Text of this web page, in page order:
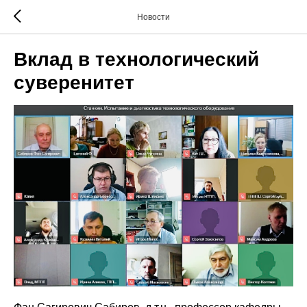
Новости
Вклад в технологический
суверенитет